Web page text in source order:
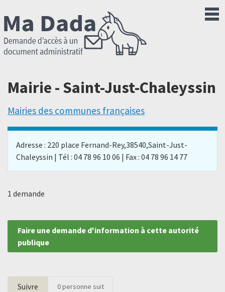
Mairie - Saint-Just-Chaleyssin
Mairies des communes françaises
Adresse : 220 place Fernand-Rey,38540,Saint-Just-
Chaleyssin | Tél : 04 78 96 10 06 | Fax : 04 78 96 14 77
1 demande
Faire une demande d'information à cette autorité
publique
Suivre 0personne suit